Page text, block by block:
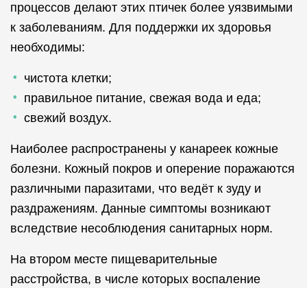
процессов делают этих птичек более уязвимыми
к заболеваниям. Для поддержки их здоровья
необходимы:
чистота клетки;
правильное питание, свежая вода и еда;
свежий воздух.
Наиболее распространены у канареек кожные
болезни. Кожный покров и оперение поражаются
различными паразитами, что ведёт к зуду и
раздражениям. Данные симптомы возникают
вследствие несоблюдения санитарных норм.
На втором месте пищеварительные
расстройства, в числе которых воспаление